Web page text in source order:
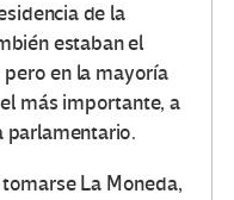
de la
estaban el
en la mayoría
más importante, a
parlamentario.
La Moneda,